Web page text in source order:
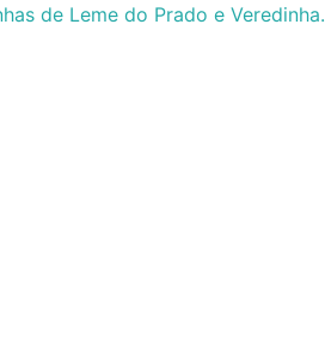
de Leme do Prado e Veredinha.